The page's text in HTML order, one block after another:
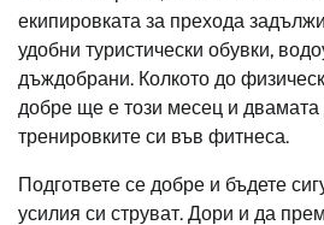
екипировката за прехода
удобни туристически обувки,
дъждобрани. Колкото до
добре ще е този месец и двамата
тренировките си във фитнеса.
Подгответе се добре и бъдете
усилия си струват. Дори и да